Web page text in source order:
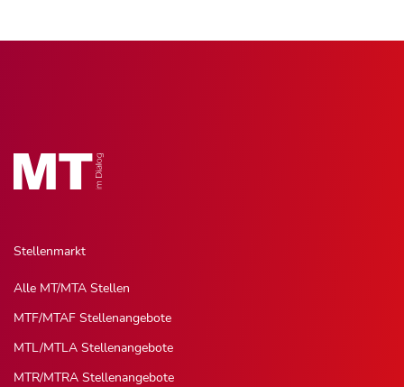
Stellenmarkt
Alle MT/MTA Stellen
MTF/MTAF Stellenangebote
MTL/MTLA Stellenangebote
MTR/MTRA Stellenangebote